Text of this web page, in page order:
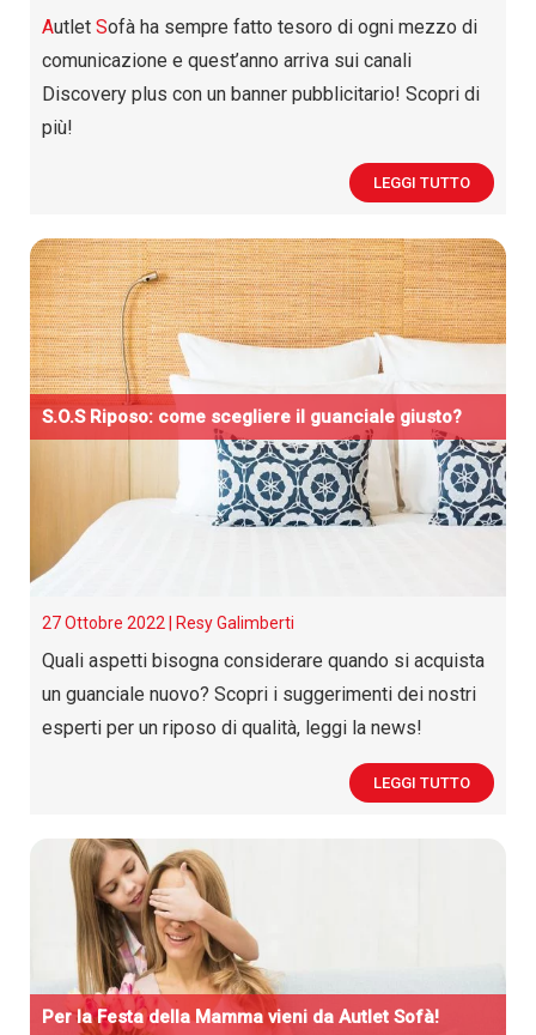
Autlet Sofà ha sempre fatto tesoro di ogni mezzo di
comunicazione e quest’anno arriva sui canali
Discovery plus con un banner pubblicitario! Scopri di
più!
LEGGI TUTTO
S.O.S Riposo: come scegliere il guanciale giusto?
27 Ottobre 2022 | Resy Galimberti
Quali aspetti bisogna considerare quando si acquista
un guanciale nuovo? Scopri i suggerimenti dei nostri
esperti per un riposo di qualità, leggi la news!
LEGGI TUTTO
Per la Festa della Mamma vieni da Autlet Sofà!